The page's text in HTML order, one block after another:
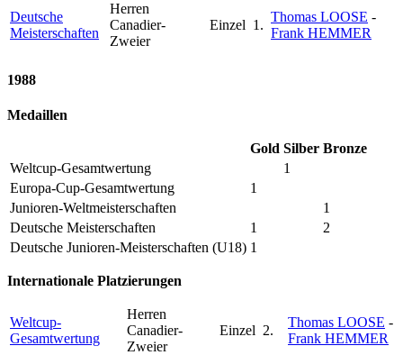
Deutsche
Meisterschaften
Herren
Canadier-
Zweier
Einzel 1.
Thomas LOOSE -
Frank HEMMER
1988
Medaillen
Gold Silber Bronze
Weltcup-Gesamtwertung
1
Europa-Cup-Gesamtwertung
1
Junioren-Weltmeisterschaften
1
Deutsche Meisterschaften
1
2
Deutsche Junioren-Meisterschaften (U18) 1
Internationale Platzierungen
Weltcup-
Gesamtwertung
Herren
Canadier-
Zweier
Einzel 2.
Thomas LOOSE -
Frank HEMMER